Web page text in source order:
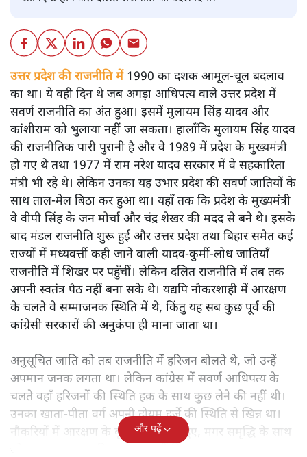
शंभुनाथ शुक्ल
कांशीराम ने अच्छी पढ़ाई की और पुणे की एक्सप्लोसिव रिसर्च एंड
डेवलपमेंट लैबोरेटरी में वैज्ञानिक थे तो राजनीति में कैसे आ गए?
जानिए उन्होंने कैसे दलित राजनीति को बदल दिया।
उत्तर प्रदेश की राजनीति में1990 का दशक आमूल-चूल बदलाव
का था। ये वही दिन थे जब अगड़ा आधिपत्य वाले उत्तर प्रदेश में
सवर्ण राजनीति का अंत हुआ। इसमें मुलायम सिंह यादव और
कांशीराम को भुलाया नहीं जा सकता। हालाँकि मुलायम सिंह यादव
की राजनीतिक पारी पुरानी है और वे 1989 में प्रदेश के मुख्यमंत्री
हो गए थे तथा 1977 में राम नरेश यादव सरकार में वे सहकारिता
साथ ताल-मेल बिठा कर हुआ था। यहाँ तक कि प्रदेश के मुख्यमंत्री
वे वीपी सिंह के जन मोर्चा और चंद्र शेखर की मदद से बने थे। इसके
बाद मंडल राजनीति शुरू हुई और उत्तर प्रदेश तथा बिहार समेत कई
राज्यों में मध्यवर्त्ती कही जाने वाली यादव-कुर्मी-लोध जातियाँ
राजनीति में शिखर पर पहुँचीं। लेकिन दलित राजनीति में तब तक
अपनी स्वतंत्र पैठ नहीं बना सके थे। यद्यपि नौकरशाही में आरक्षण